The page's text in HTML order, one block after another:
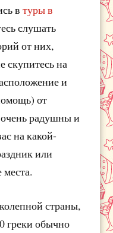
втуры в
слушать
от них,
скупитесь на
и
от
радушны и
на какой-
или
места.
страны,
греки обычно